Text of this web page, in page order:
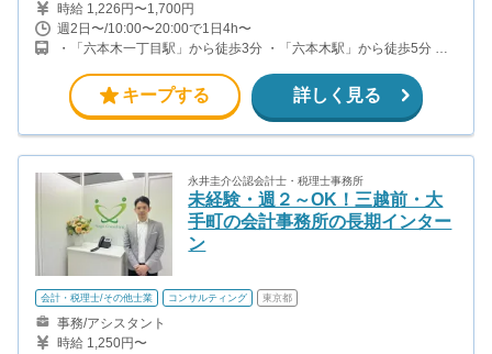
時給 1,226円〜1,700円
週2日〜/10:00〜20:00で1日4h〜
・「六本木一丁目駅」から徒歩3分 ・「六本木駅」から徒歩5分 ・
キープする 詳しく見る
永井圭介公認会計士・税理士事務所
未経験・週２～OK！三越前・大
手町の会計事務所の長期インター
ン
会計・税理士/その他士業 コンサルティング 東京都
事務/アシスタント
時給 1,250円〜